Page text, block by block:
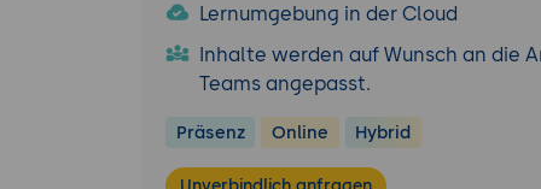
Übung: Agilen
Lernumgebung in der Cloud
Inhalte werden auf Wunsch an die
Teams angepasst.
Präsenz Online Hybrid